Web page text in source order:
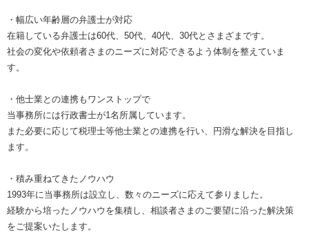
・幅広い年齢層の弁護士が対応
在籍している弁護士は60代、50代、40代、30代とさまざまです。
社会の変化や依頼者さまのニーズに対応できるよう体制を整えていま
す。
・他士業との連携もワンストップで
当事務所には行政書士が1名所属しています。
また必要に応じて税理士等他士業との連携を行い、円滑な解決を目指し
ます。
・積み重ねてきたノウハウ
1993年に当事務所は設立し、数々のニーズに応えて参りました。
経験から培ったノウハウを集積し、相談者さまのご要望に沿った解決策
をご提案いたします。